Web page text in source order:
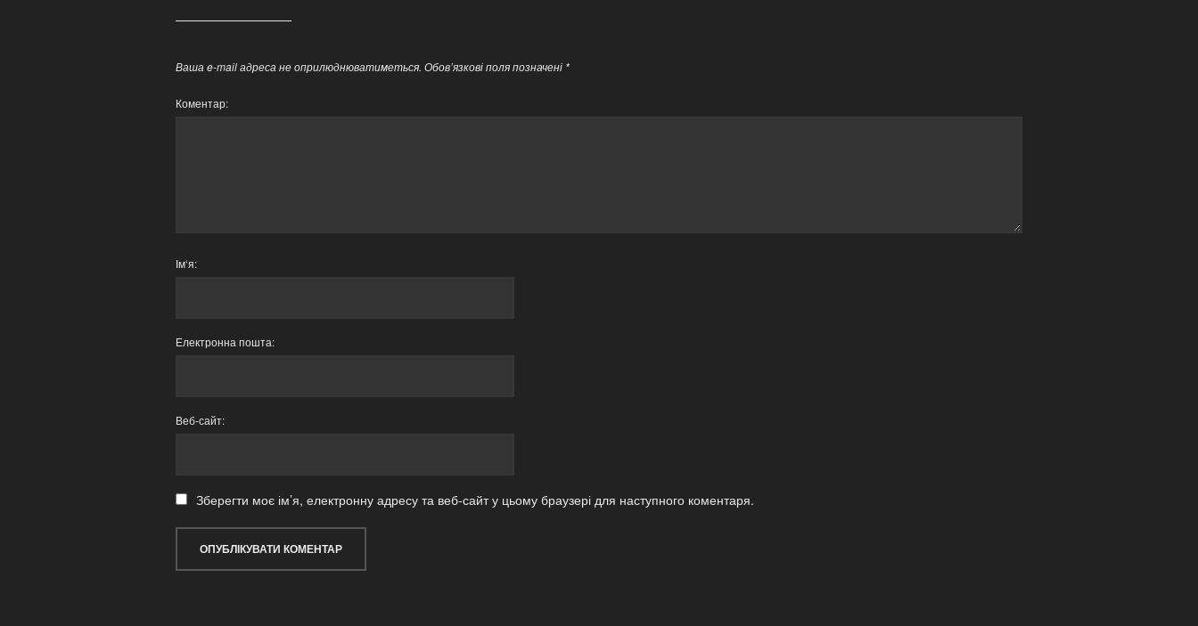
Ваша e-mail адреса не оприлюднюватиметься. Обов’язкові поля позначені *
Коментар:
Ім‘я:
Електронна пошта:
Веб-сайт:
Зберегти моє ім’я, електронну адресу та веб-сайт у цьому браузері для наступного коментаря.